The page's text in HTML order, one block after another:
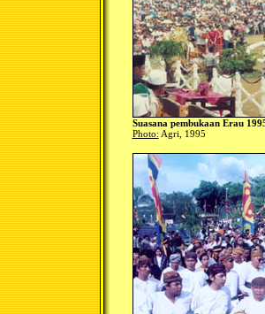
Suasana pembukaan Erau
Photo: Agri, 1995